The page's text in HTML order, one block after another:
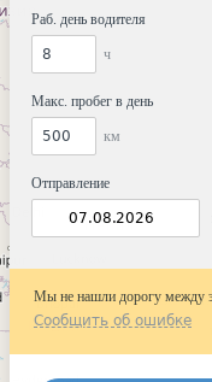
Раб. день водителя
ч
Макс. пробег в день
км
Отправление
Мы не нашли дорогу между
Сообщить об ошибке